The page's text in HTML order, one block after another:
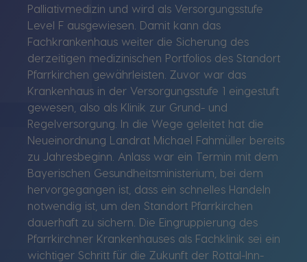
Palliativmedizin und wird als Versorgungsstufe
Level F ausgewiesen. Damit kann das
Fachkrankenhaus weiter die Sicherung des
derzeitigen medizinischen Portfolios des Standort
Pfarrkirchen gewährleisten. Zuvor war das
Krankenhaus in der Versorgungsstufe 1 eingestuft
gewesen, also als Klinik zur Grund- und
Regelversorgung. In die Wege geleitet hat die
Neueinordnung Landrat Michael Fahmüller bereits
zu Jahresbeginn. Anlass war ein Termin mit dem
Bayerischen Gesundheitsministerium, bei dem
hervorgegangen ist, dass ein schnelles Handeln
notwendig ist, um den Standort Pfarrkirchen
dauerhaft zu sichern. Die Eingruppierung des
Pfarrkirchner Krankenhauses als Fachklinik sei ein
wichtiger Schritt für die Zukunft der Rottal-Inn-